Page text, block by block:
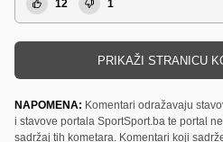
12 1
PRIKAŽI STRANICU
NAPOMENA: Komentari odražavaju
i stavove portala SportSport.ba te portal
sadržaj tih kometara. Komentari koji